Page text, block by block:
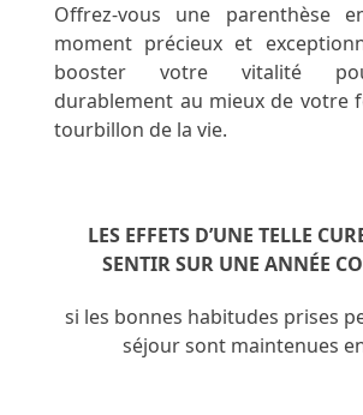
Offrez-vous une parenthèse
moment précieux et
booster votre vitalité
durablement au mieux de votre
tourbillon de la vie.
LES EFFETS D’UNE TELLE
SENTIR SUR UNE ANNÉE
si les bonnes habitudes prises
séjour sont maintenues